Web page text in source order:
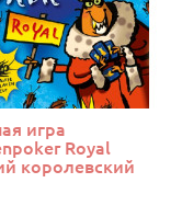
игра
Royal
королевский